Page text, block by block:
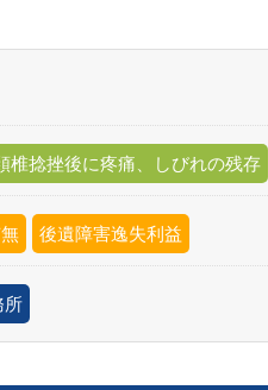
椎捻挫後に疼痛、しびれの残存
後遺障害逸失利益
所